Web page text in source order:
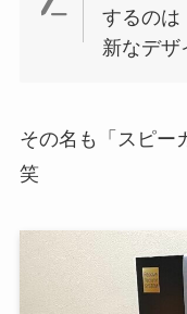
するのは
新なデザ
その名も「スピー
笑